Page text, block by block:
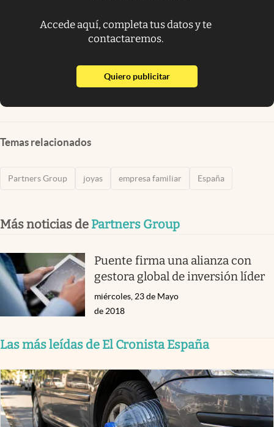
Accede aquí, completa tus datos y te
contactaremos.
Quiero publicitarabre en nueva pestaña
Temas relacionados
Partners Group joyas empresa familiar España
Más noticias de Partners Group
Puente firma una alianza con
gestora global de inversión líder
miércoles, 23 de Mayo
de 2018
Las más leídas de El Cronista España